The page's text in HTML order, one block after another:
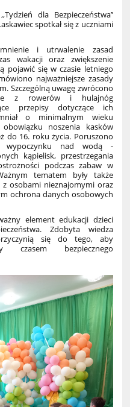
dla Bezpieczeństwa’’
spotkał się z uczniami
i utrwalenie zasad
wakacji oraz zwiększenie
pojawić się w czasie letniego
najważniejsze zasady
Szczególną uwagę zwrócono
z rowerów i hulajnóg
przepisy dotyczące ich
o minimalnym wieku
noszenia kasków
do 16. roku życia. Poruszono
wypoczynku nad wodą -
kąpielisk, przestrzegania
podczas zabaw w
tematem były także
osobami nieznajomymi oraz
ochrona danych osobowych
element edukacji dzieci
Zdobyta wiedza
się do tego, aby
czasem bezpiecznego